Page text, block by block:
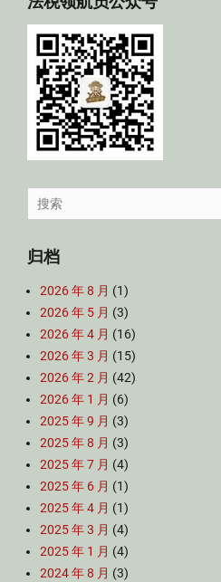
Search
for:
归档
2026 年 8 月 (1)
2026 年 5 月 (3)
2026 年 4 月 (16)
2026 年 3 月 (15)
2026 年 2 月 (42)
2026 年 1 月 (6)
2025 年 9 月 (3)
2025 年 8 月 (3)
2025 年 7 月 (4)
2025 年 6 月 (1)
2025 年 4 月 (1)
2025 年 3 月 (4)
2025 年 1 月 (4)
2024 年 8 月 (3)